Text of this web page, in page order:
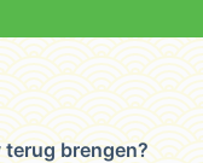
terug brengen?